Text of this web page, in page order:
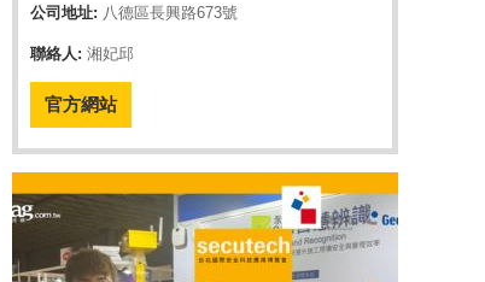
公司地址: 八德區長興路673號
聯絡人: 湘妃邱
官方網站